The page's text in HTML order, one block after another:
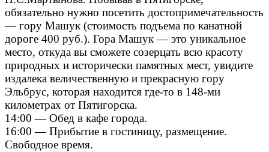
обязательно нужно посетить достопримечательность
— гору Машук (стоимость подъема по канатной
дороге 400 руб.). Гора Машук — это уникальное
место, откуда вы сможете созерцать всю красоту
природных и исторически памятных мест, увидите
издалека величественную и прекрасную гору
Эльбрус, которая находится где-то в 148-ми
километрах от Пятигорска.
14:00 — Обед в кафе города.
16:00 — Прибытие в гостиницу, размещение.
Свободное время.